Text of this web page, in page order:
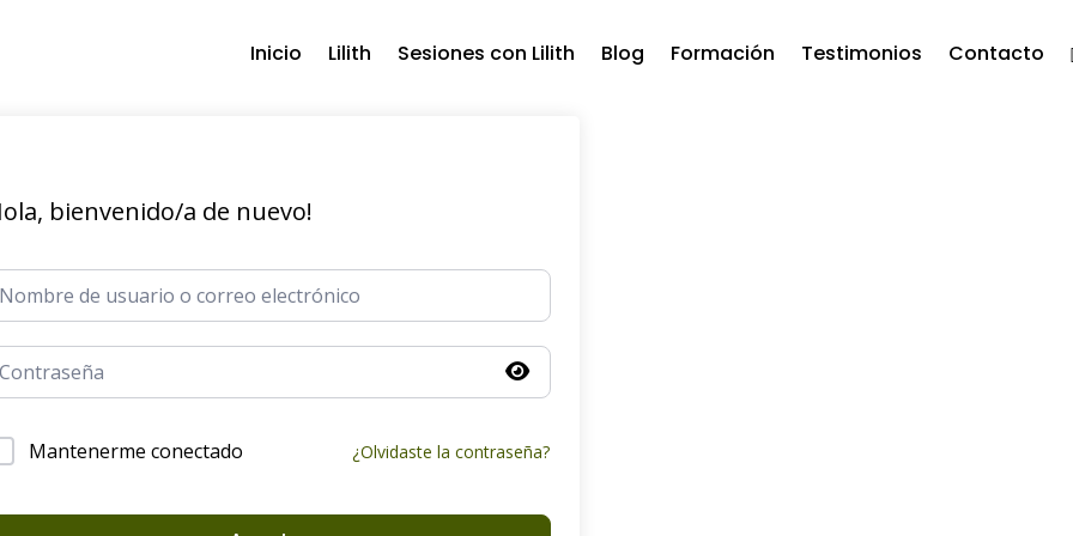
Inicio Lilith Sesiones con Lilith Blog Formación Testimonios Contacto
bienvenido/a de nuevo!
Mantenerme conectado ¿Olvidaste la contraseña?